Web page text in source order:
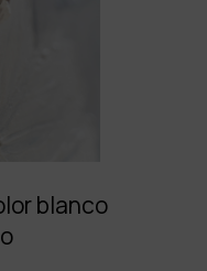
blanco